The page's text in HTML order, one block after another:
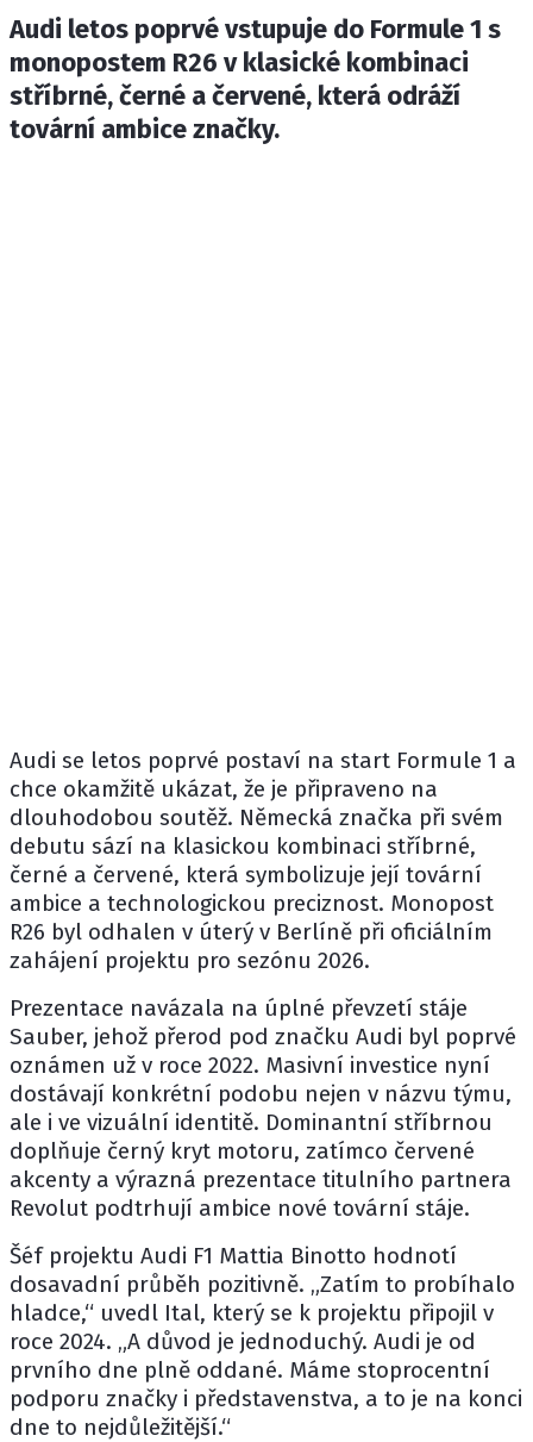
OSOBNÍ ÚDAJE / COOKIES
Provozovatelem serveru F1NEWS.cz je
Audi letos poprvé vstupuje do Formule 1 s
monopostem R26 v klasické kombinaci
stříbrné, černé a červené, která odráží
tovární ambice značky.
Audi se letos poprvé postaví na start Formule 1 a
chce okamžitě ukázat, že je připraveno na
dlouhodobou soutěž. Německá značka při svém
debutu sází na klasickou kombinaci stříbrné,
černé a červené, která symbolizuje její tovární
ambice a technologickou preciznost. Monopost
R26 byl odhalen v úterý v Berlíně při oficiálním
zahájení projektu pro sezónu 2026.
Prezentace navázala na úplné převzetí stáje
Sauber, jehož přerod pod značku Audi byl poprvé
oznámen už v roce 2022. Masivní investice nyní
dostávají konkrétní podobu nejen v názvu týmu,
ale i ve vizuální identitě. Dominantní stříbrnou
doplňuje černý kryt motoru, zatímco červené
akcenty a výrazná prezentace titulního partnera
Revolut podtrhují ambice nové tovární stáje.
Šéf projektu Audi F1 Mattia Binotto hodnotí
dosavadní průběh pozitivně. „Zatím to probíhalo
hladce,“ uvedl Ital, který se k projektu připojil v
roce 2024. „A důvod je jednoduchý. Audi je od
prvního dne plně oddané. Máme stoprocentní
podporu značky i představenstva, a to je na konci
dne to nejdůležitější.“